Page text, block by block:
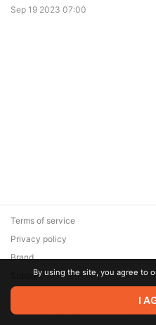
Sep 19 2023 07:00
© 2026 Zaya Solutions Limited.
are the property of their
Terms of service
Privacy policy
Brand
SupportBy using the site, you agree to
I